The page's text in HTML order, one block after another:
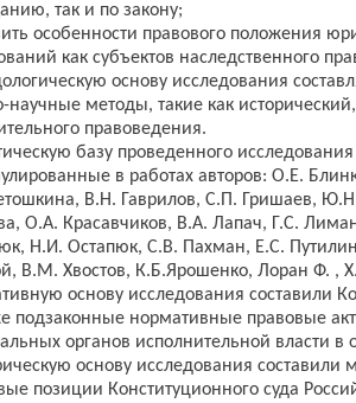
так и по закону;
особенности правового положения
как субъектов наследственного
основу исследования
научные методы, такие как
правоведения.
базу проведенного
в работах авторов: О.Е.
В.Н. Гаврилов, С.П. Гришаев,
О.А. Красавчиков, В.А. Лапач, Г.С.
Н.И. Остапюк, С.В. Пахман, Е.С.
В.М. Хвостов, К.Б.Ярошенко, Лоран Ф.
основу исследования составили
подзаконные нормативные правовые
органов исполнительной власти в
основу исследования составили
позиции Конституционного суда